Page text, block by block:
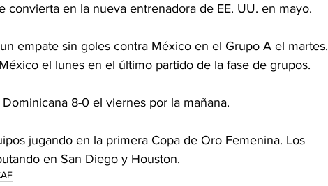
convierta en la nueva entrenadora de EE. UU. en mayo.
empate sin goles contra México en el Grupo A el martes.
el lunes en el último partido de la fase de grupos.
8-0 el viernes por la mañana.
jugando en la primera Copa de Oro Femenina. Los
en San Diego y Houston.